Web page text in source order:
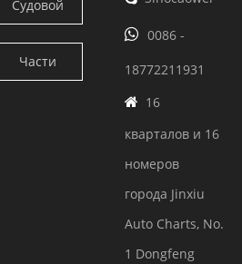
Камминс
Судовой
двигатель
Камминс
Части
 0086 -
18772211931
 16
кварталов и 16
номеров
города Jinxiu
Auto Charts, No.
1 Dongfeng